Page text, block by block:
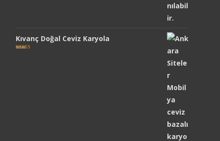
Kıvanç Doğal Ceviz Karyola